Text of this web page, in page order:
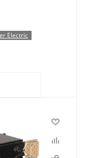
Electric